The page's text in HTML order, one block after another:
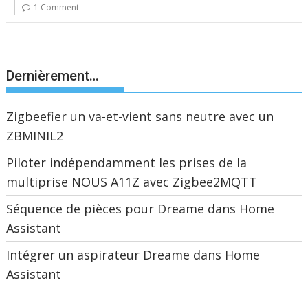
1 Comment
Dernièrement…
Zigbeefier un va-et-vient sans neutre avec un
ZBMINIL2
Piloter indépendamment les prises de la
multiprise NOUS A11Z avec Zigbee2MQTT
Séquence de pièces pour Dreame dans Home
Assistant
Intégrer un aspirateur Dreame dans Home
Assistant